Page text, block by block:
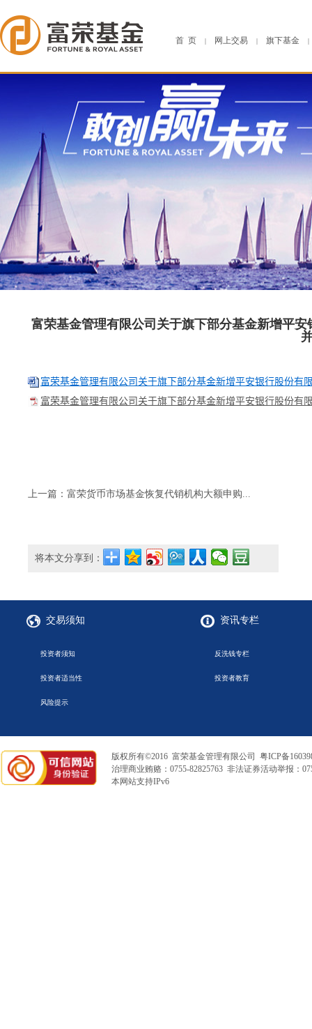
首 页 | 网上交易 | 旗下基金 |
富荣基金管理有限公司关于旗下部分基金新增平
富荣基金管理有限公司关于旗下部分基金新增平安银行股份
富荣基金管理有限公司关于旗下部分基金新增平安银行股份
上一篇：富荣货币市场基金恢复代销机构大额申购...
将本文分享到：
交易须知
投资者须知
投资者适当性
风险提示
资讯专栏
反洗钱专栏
投资者教育
版权所有©2016 富荣基金管理有限公司 粤ICP备
治理商业贿赂：0755-82825763 非法证券活动举报：
本网站支持IPv6